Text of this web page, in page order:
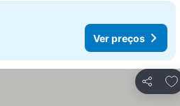
Ver preços